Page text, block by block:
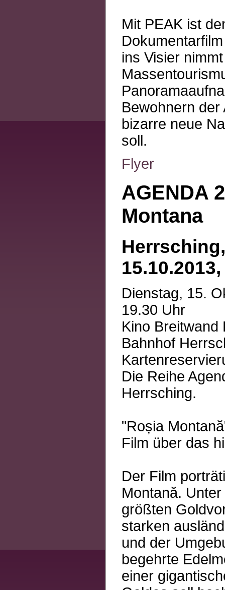
Mit PEAK ist
ins Visier
Bewohnern
bizarre neue
soll.
Flyer
AGENDA
Montana
Herrsching,
Dienstag, 15.
19.30 Uhr
Kino Breitwand
Bahnhof
Die Reihe
Herrsching.
"Roșia
Film über das
Der Film
Montană.
größten
starken
und der
begehrte
einer